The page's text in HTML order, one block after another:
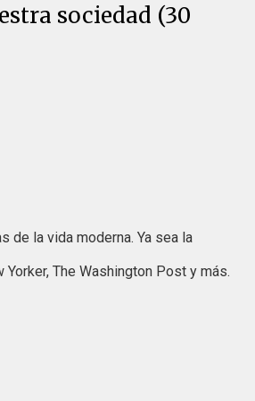
sociedad (30
de la vida moderna. Ya sea la
The Washington Post y más.